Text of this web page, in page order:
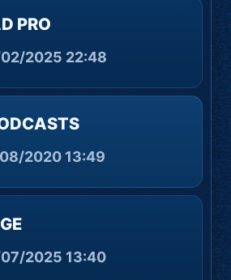
PRO
2025 22:48
2020 13:49
2025 13:40